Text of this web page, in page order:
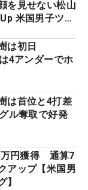
を見せない松山
米国男子ツア
は初日
4アンダーでホ
は首位と4打差
ル奪取で好発
万円獲得 通算7
アップ【米国男
】